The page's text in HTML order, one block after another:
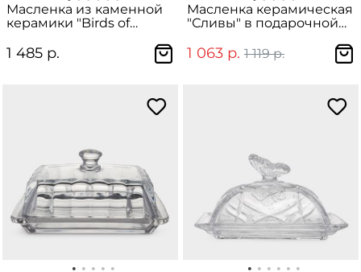
Масленка из каменной
керамики "Birds of
1 485 р.
Масленка керамическая
"Сливы" в подарочной
1 063 р. 1 119 р.